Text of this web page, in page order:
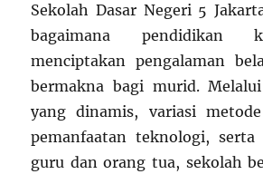
Sekolah Dasar Negeri 5
bagaimana pendidikan
menciptakan pengalaman
bermakna bagi murid.
yang dinamis, variasi
pemanfaatan teknologi,
guru dan orang tua, sekolah